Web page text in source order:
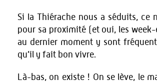
Si la Thiérache nous a séduits, ce
pour sa proximité (et oui, les week-
au dernier moment y sont
qu’il y fait bon vivre.
Là-bas, on existe ! On se lève, le